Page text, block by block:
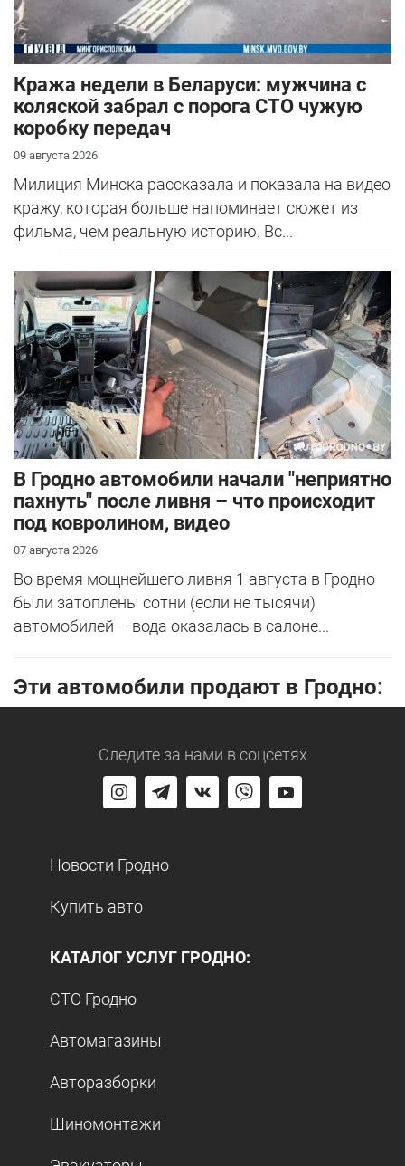
Кража недели в Беларуси: мужчина с
коляской забрал с порога СТО чужую
коробку передач
09 августа 2026
Милиция Минска рассказала и показала на видео
кражу, которая больше напоминает сюжет из
фильма, чем реальную историю. Вс...
В Гродно автомобили начали "неприятно
пахнуть" после ливня – что происходит
под ковролином, видео
07 августа 2026
Во время мощнейшего ливня 1 августа в Гродно
были затоплены сотни (если не тысячи)
автомобилей – вода оказалась в салоне...
Эти автомобили продают в Гродно:
Следите за нами в соцсетях
Новости Гродно
Купить авто
КАТАЛОГ УСЛУГ ГРОДНО:
СТО Гродно
Автомагазины
Авторазборки
Шиномонтажи